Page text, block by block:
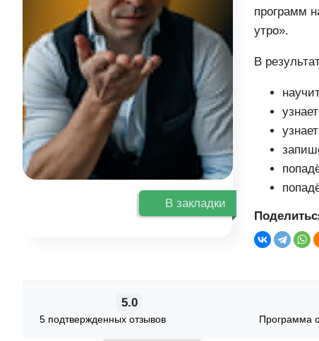
В закладки
программ
утро».
В
5.0
5 подтвержденных отзывов Программа